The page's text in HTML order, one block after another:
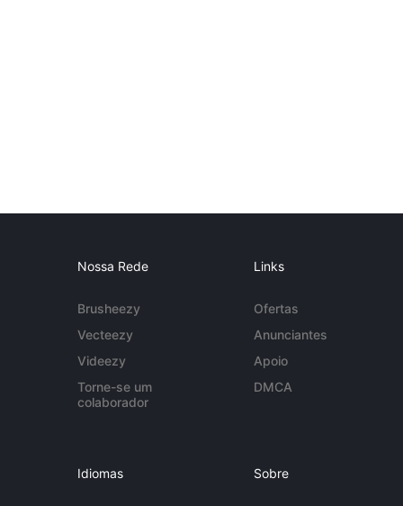
Nossa Rede
Brusheezy
Vecteezy
Videezy
Torne-se um
colaborador
Links
Ofertas
Anunciantes
Apoio
DMCA
Idiomas Sobre